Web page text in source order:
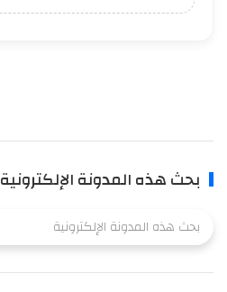
بحث هذه المدونة الإلكترونية